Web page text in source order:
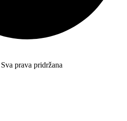
Sva prava pridržana